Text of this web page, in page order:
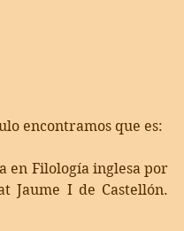
encontramos que es:
en Filología inglesa por
Jaume I de Castellón.